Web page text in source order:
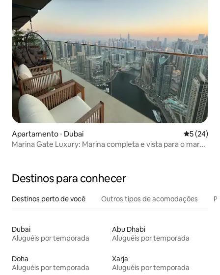
Apartamento ⋅ Dubai 5 de uma
5 (24)
Marina Gate Luxury: Marina completa e vista para o mar
Destinos para conhecer
Destinos perto de você Outros tipos de acomodações
Dubai
Aluguéis por temporada
Abu Dhabi
Aluguéis por temporada
Doha
Aluguéis por temporada
Xarja
Aluguéis por temporada